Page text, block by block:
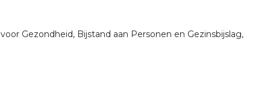
Gezondheid, Bijstand aan Personen en Gezinsbijslag,